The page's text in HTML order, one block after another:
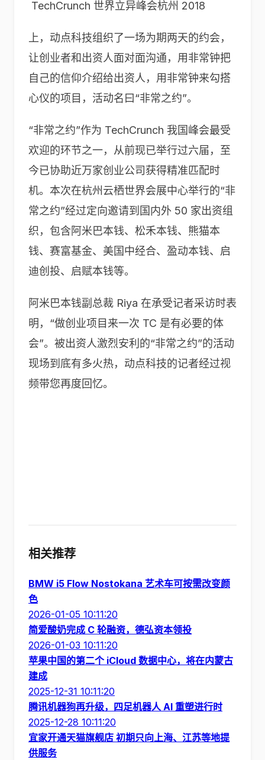
TechCrunch 世界立异峰会杭州 2018
上，动点科技组织了一场为期两天的约会，
让创业者和出资人面对面沟通，用非常钟把
自己的信仰介绍给出资人，用非常钟来勾搭
心仪的项目，活动名曰“非常之约”。
“非常之约”作为 TechCrunch 我国峰会最受
欢迎的环节之一，从前现已举行过六届，至
今已协助近万家创业公司获得精准匹配时
机。本次在杭州云栖世界会展中心举行的“非
常之约”经过定向邀请到国内外 50 家出资组
织，包含阿米巴本钱、松禾本钱、熊猫本
钱、赛富基金、美国中经合、盈动本钱、启
迪创投、启赋本钱等。
阿米巴本钱副总裁 Riya 在承受记者采访时表
明，“做创业项目来一次 TC 是有必要的体
会”。被出资人激烈安利的“非常之约”的活动
现场到底有多火热，动点科技的记者经过视
频带您再度回忆。
相关推荐
BMW i5 Flow Nostokana 艺术车可按需改变颜
色
2026-01-05 10:11:20
简爱酸奶完成 C 轮融资，德弘资本领投
2026-01-03 10:11:20
苹果中国的第二个 iCloud 数据中心，将在内蒙古
建成
2025-12-31 10:11:20
腾讯机器狗再升级，四足机器人 AI 重塑进行时
2025-12-28 10:11:20
宜家开通天猫旗舰店 初期只向上海、江苏等地提
供服务